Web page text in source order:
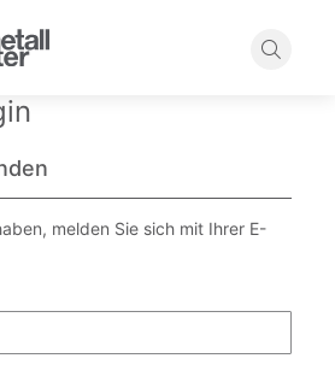
Suche
melden Sie sich mit Ihrer E-